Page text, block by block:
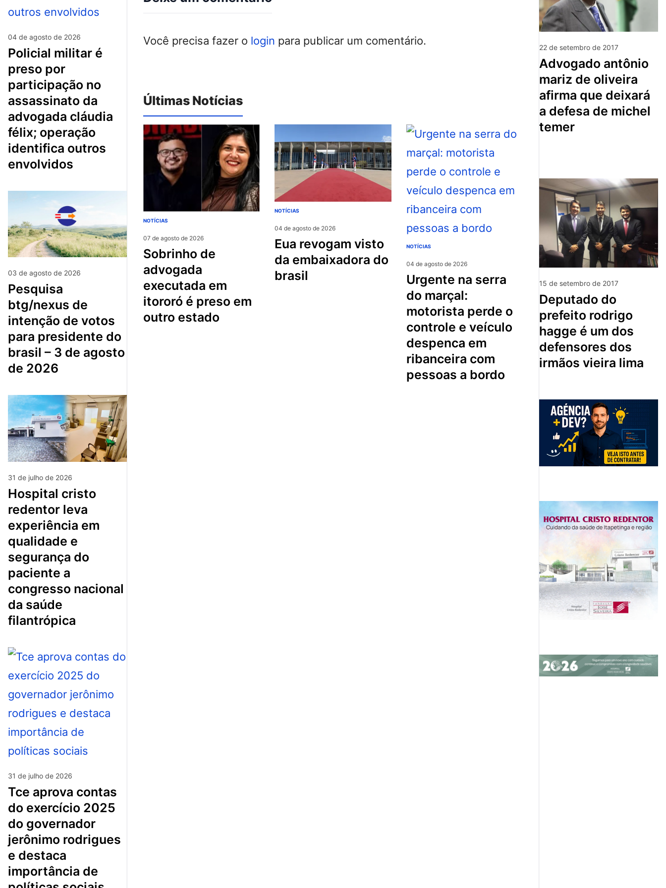
04 de agosto de 2026
policial militar é
preso por
participação no
assassinato da
advogada cláudia
félix; operação
identifica outros
envolvidos
03 de agosto de 2026
pesquisa
btg/nexus de
intenção de votos
para presidente do
brasil – 3 de agosto
de 2026
31 de julho de 2026
hospital cristo
redentor leva
experiência em
qualidade e
segurança do
paciente a
congresso nacional
da saúde
filantrópica
31 de julho de 2026
tce aprova contas
do exercício 2025
do governador
jerônimo rodrigues
e destaca
importância de
Você precisa fazer o login para publicar um comentário.
Últimas Notícias
NOTÍCIAS
07 de agosto de 2026
sobrinho de
advogada
executada em
itororó é preso em
outro estado
NOTÍCIAS
04 de agosto de 2026
eua revogam visto
da embaixadora do
brasil
NOTÍCIAS
04 de agosto de 2026
urgente na serra
do marçal:
motorista perde o
controle e veículo
despenca em
ribanceira com
pessoas a bordo
22 de setembro de 2017
advogado antônio
mariz de oliveira
afirma que deixará
a defesa de michel
temer
15 de setembro de 2017
deputado do
prefeito rodrigo
hagge é um dos
defensores dos
irmãos vieira lima